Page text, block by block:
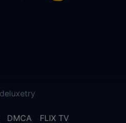
DMCA FLIX TV